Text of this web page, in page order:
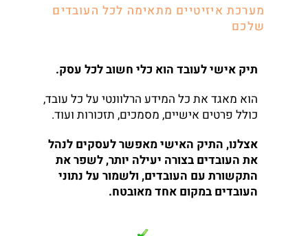
מערכת איזיטיים מתאימה לכל העובדים
שלכם
תיק אישי לעובד הוא כלי חשוב לכל עסק.
הוא מאגד את כל המידע הרלוונטי על כל עובד,
כולל פרטים אישיים, מסמכים, תזכורות ועוד.
אצלנו, התיק האישי מאפשר לעסקים לנהל
את העובדים בצורה יעילה יותר, לשפר את
התקשורת עם העובדים, ולשמור על נתוני
העובדים במקום אחד מאובטח.